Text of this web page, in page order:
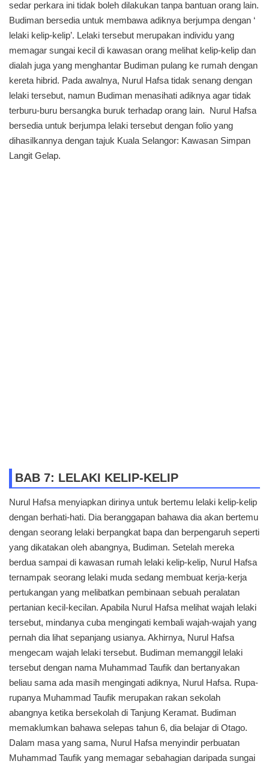
sedar perkara ini tidak boleh dilakukan tanpa bantuan orang lain.
Budiman bersedia untuk membawa adiknya berjumpa dengan ‘
lelaki kelip-kelip’. Lelaki tersebut merupakan individu yang
memagar sungai kecil di kawasan orang melihat kelip-kelip dan
dialah juga yang menghantar Budiman pulang ke rumah dengan
kereta hibrid. Pada awalnya, Nurul Hafsa tidak senang dengan
lelaki tersebut, namun Budiman menasihati adiknya agar tidak
terburu-buru bersangka buruk terhadap orang lain. Nurul Hafsa
bersedia untuk berjumpa lelaki tersebut dengan folio yang
dihasilkannya dengan tajuk Kuala Selangor: Kawasan Simpan
Langit Gelap.
BAB 7: LELAKI KELIP-KELIP
Nurul Hafsa menyiapkan dirinya untuk bertemu lelaki kelip-kelip
dengan berhati-hati. Dia beranggapan bahawa dia akan bertemu
dengan seorang lelaki berpangkat bapa dan berpengaruh seperti
yang dikatakan oleh abangnya, Budiman. Setelah mereka
berdua sampai di kawasan rumah lelaki kelip-kelip, Nurul Hafsa
ternampak seorang lelaki muda sedang membuat kerja-kerja
pertukangan yang melibatkan pembinaan sebuah peralatan
pertanian kecil-kecilan. Apabila Nurul Hafsa melihat wajah lelaki
tersebut, mindanya cuba mengingati kembali wajah-wajah yang
pernah dia lihat sepanjang usianya. Akhirnya, Nurul Hafsa
mengecam wajah lelaki tersebut. Budiman memanggil lelaki
tersebut dengan nama Muhammad Taufik dan bertanyakan
beliau sama ada masih mengingati adiknya, Nurul Hafsa. Rupa-
rupanya Muhammad Taufik merupakan rakan sekolah
abangnya ketika bersekolah di Tanjung Keramat. Budiman
memaklumkan bahawa selepas tahun 6, dia belajar di Otago.
Dalam masa yang sama, Nurul Hafsa menyindir perbuatan
Muhammad Taufik yang memagar sebahagian daripada sungai